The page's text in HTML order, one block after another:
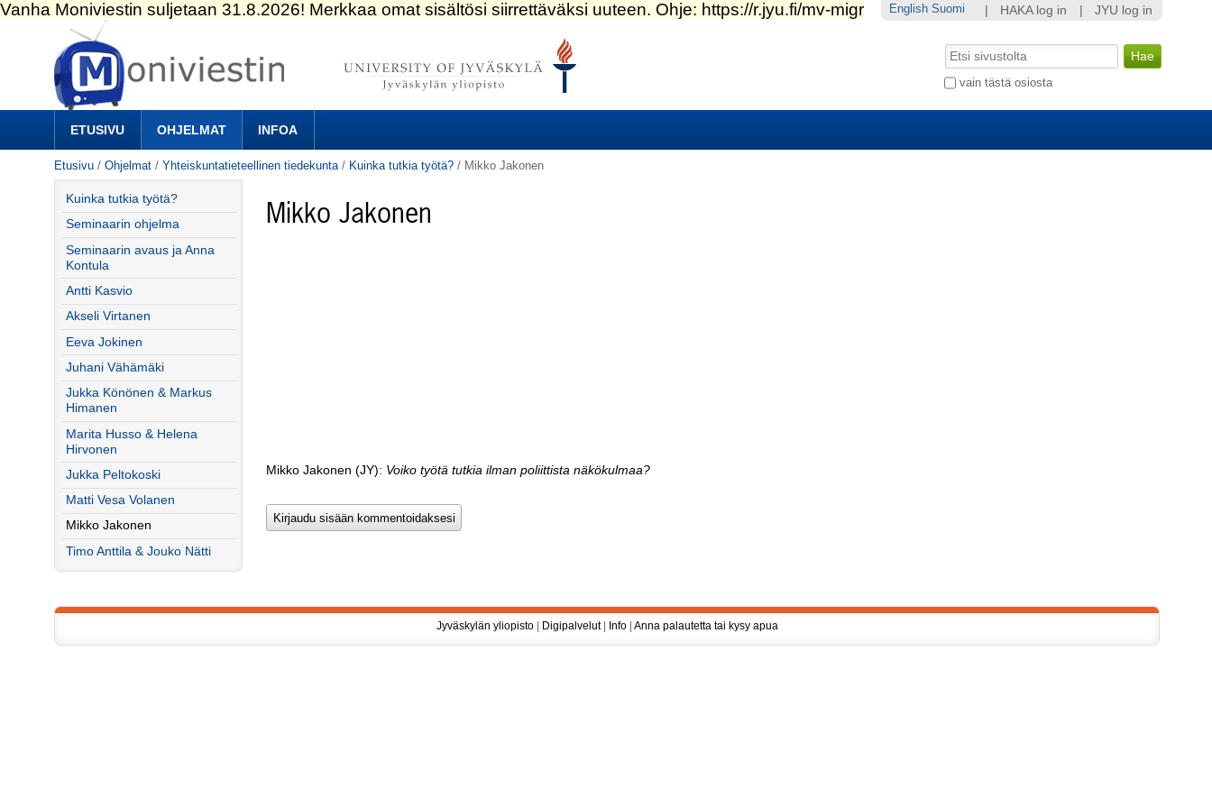
Siirry
sisältöön.
|
Siirry
navigointiin
ETUSIVU OHJELMAT INFOA
Hae
vain tästä osiosta
Laajennettu
Etusivu /Ohjelmat /Yhteiskuntatieteellinen tiedekunta / Kuinka tutkia työtä? / Mikko Jakonen
Mikko Jakonen
Mikko Jakonen (JY): Voiko työtä tutkia ilman poliittista näkökulmaa?
Kuinka tutkia työtä?
Seminaarin ohjelma
Seminaarin avaus ja Anna
Kontula
Antti Kasvio
Akseli Virtanen
Eeva Jokinen
Juhani Vähämäki
Jukka Könönen & Markus
Himanen
Marita Husso & Helena
Hirvonen
Jukka Peltokoski
Matti Vesa Volanen
Mikko Jakonen
Timo Anttila & Jouko Nätti
HAKA log in JYU log in
English Suomi
Jyväskylän yliopisto| Digipalvelut| Info| Anna palautetta tai kysy apua